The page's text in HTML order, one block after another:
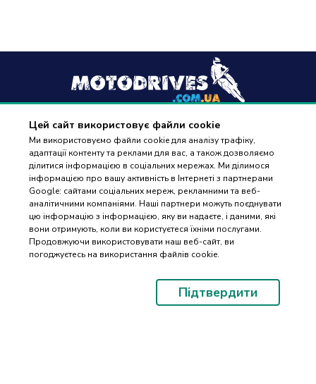
Цей сайт використовує файли cookie
Ми використовуємо файли cookie для аналізу трафіку,
адаптації контенту та реклами для вас, а також дозволяємо
ділитися інформацією в соціальних мережах. Ми ділимося
інформацією про вашу активність в Інтернеті з партнерами
Google: сайтами соціальних мереж, рекламними та веб-
аналітичними компаніями. Наші партнери можуть поєднувати
цю інформацію з інформацією, яку ви надаєте, і даними, які
вони отримують, коли ви користуєтеся їхніми послугами.
Продовжуючи використовувати наш веб-сайт, ви
погоджуєтесь на використання файлів cookie.
Підтвердити
+38(096) 488 77 88
дзвінки приймаються в робочі дні з 9:00 до 18:00
Оплата та доставка
Контакти
ПІДБІР
ЗАПЧАСТИН